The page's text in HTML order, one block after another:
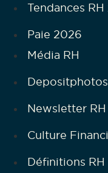
Tendances
Paie 2026
Média RH
Depositphotos
Newsletter RH
Culture
Définitions RH